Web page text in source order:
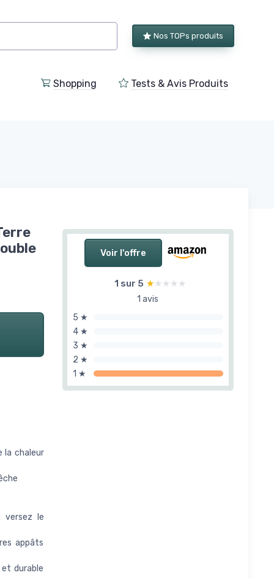
Nos TOPs produits
Shopping Tests & Avis Produits
Voir l'offre
1 sur 5 ★★★★★
★★★★★
1 avis
5 ★
4 ★
3 ★
2 ★
1 ★
la chaleur
versez le
appâts
durable